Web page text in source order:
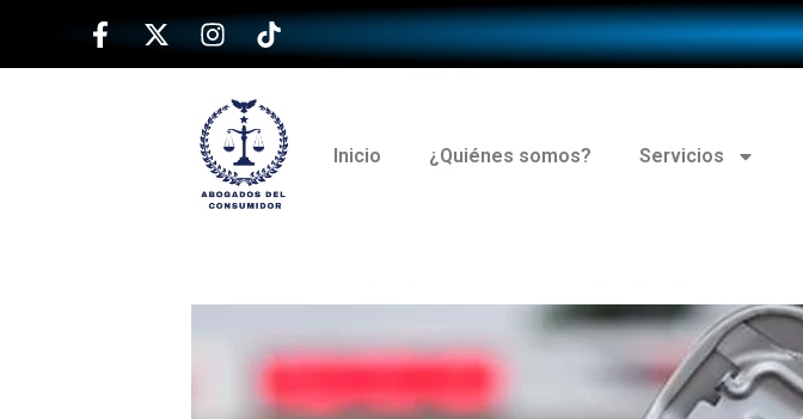
Inicio ¿Quiénes somos? Servicios